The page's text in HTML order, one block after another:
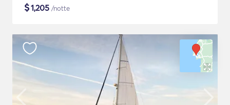
$1,205 /notte